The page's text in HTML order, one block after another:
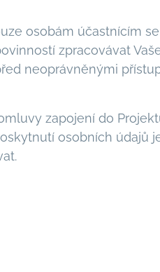
osobám účastnícím
zpracovávat
neoprávněnými
zapojení do
osobních údajů